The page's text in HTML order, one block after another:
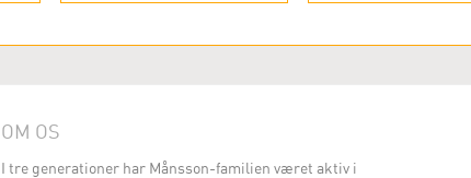
OM OS
I tre generationer har Månsson-familien været aktiv i